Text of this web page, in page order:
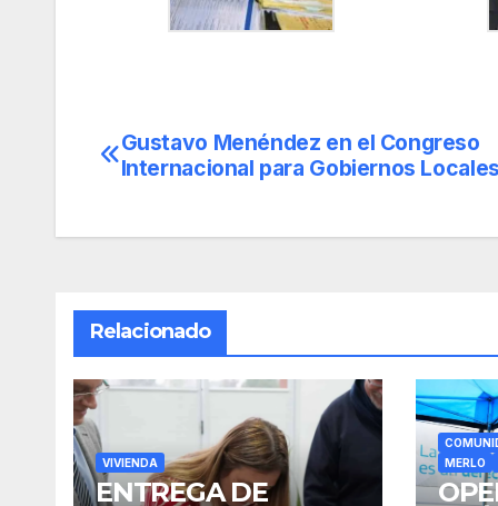
Navegación
entradas
Gustavo Menéndez en el Congreso
Internacional para Gobiernos Locales
Relacionado
VIVIENDA
ENTREGA DE
MERLO